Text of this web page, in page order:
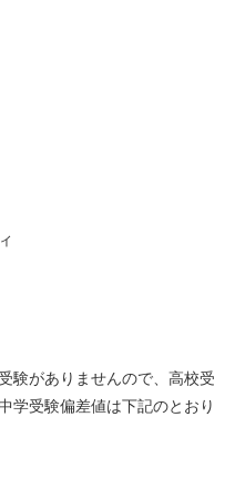
験がありませんので、高校受
学受験偏差値は下記のとおり